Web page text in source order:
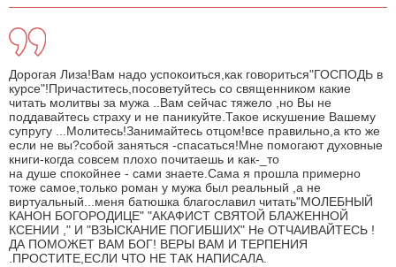
Дорогая Лиза!Вам надо успокоиться,как говориться"ГОСПОДЬ в
курсе"!Причаститесь,посоветуйтесь со священником какие
читать молитвы за мужа ..Вам сейчас тяжело ,но Вы не
поддавайтесь страху и не паникуйте.Такое искушение Вашему
супругу ...Молитесь!Занимайтесь отцом!все правильно,а кто же
если не вы?собой заняться -спасаться!Мне помогают духовные
книги-когда совсем плохо почитаешь и как-_то
на душе спокойнее - сами знаете.Сама я прошла примерно
тоже самое,только роман у мужа был реальный ,а не
виртуальный...меня батюшка благославил читать"МОЛЕБНЫЙ
КАНОН БОГОРОДИЦЕ" "АКАФИСТ СВЯТОЙ БЛАЖЕННОЙ
КСЕНИИ ," И "ВЗЫСКАНИЕ ПОГИБШИХ" Не ОТЧАИВАЙТЕСЬ !
ДА ПОМОЖЕТ ВАМ БОГ! ВЕРЫ ВАМ И ТЕРПЕНИЯ
.ПРОСТИТЕ,ЕСЛИ ЧТО НЕ ТАК НАПИСАЛА.